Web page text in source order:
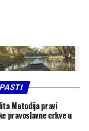
Metodija pravi
pravoslavne crkve u